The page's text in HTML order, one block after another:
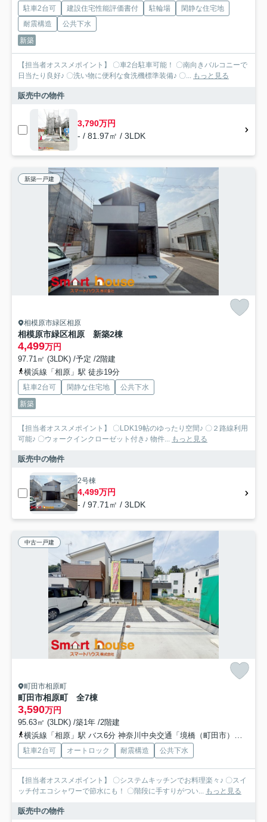
駐車2台可 建設住宅性能評価書付 駐輪場
閑静な住宅地
耐震構造
公共下水
新築
【担当者オススメポイント】 〇車2台駐車可能！ 〇南向きバルコニーで
日当たり良好♪ 〇洗い物に便利な食洗機標準装備♪ 〇... もっと見る
販売中の物件
3,790万円
- / 81.97㎡ / 3LDK
新築一戸建
相模原市緑区相原
相模原市緑区相原 新築2棟
4,499万円
97.71㎡ (3LDK) /予定 /2階建
横浜線「相原」駅 徒歩19分
駐車2台可 閑静な住宅地
公共下水
新築
【担当者オススメポイント】 〇LDK19帖のゆったり空間♪ 〇２路線利用
可能♪ 〇ウォークインクローゼット付き♪ 物件... もっと見る
販売中の物件
2号棟
4,499万円
- / 97.71㎡ / 3LDK
中古一戸建
町田市相原町
町田市相原町 全7棟
3,590万円
95.63㎡ (3LDK) /築1年 /2階建
横浜線「相原」駅 バス6分 神奈川中央交通「境橋（町田市）」 停歩1分
駐車2台可 オートロック 耐震構造 公共下水
【担当者オススメポイント】 〇システムキッチンでお料理楽々♪ 〇スイ
ッチ付エコシャワーで節水にも！ 〇階段に手すりがつい... もっと見る
販売中の物件